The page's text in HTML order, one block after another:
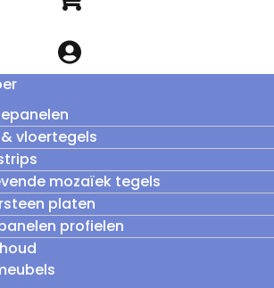
vloertegels
mozaïek tegels
platen
profielen